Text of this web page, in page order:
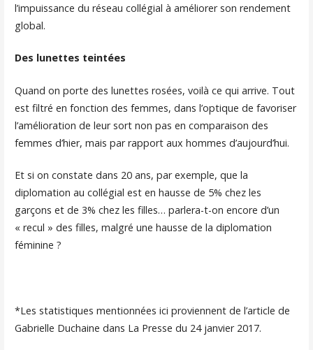
l’impuissance du réseau collégial à améliorer son rendement
global.
Des lunettes teintées
Quand on porte des lunettes rosées, voilà ce qui arrive. Tout
est filtré en fonction des femmes, dans l’optique de favoriser
l’amélioration de leur sort non pas en comparaison des
femmes d’hier, mais par rapport aux hommes d’aujourd’hui.
Et si on constate dans 20 ans, par exemple, que la
diplomation au collégial est en hausse de 5% chez les
garçons et de 3% chez les filles… parlera-t-on encore d’un
« recul » des filles, malgré une hausse de la diplomation
féminine ?
*Les statistiques mentionnées ici proviennent de l’article de
Gabrielle Duchaine dans La Presse du 24 janvier 2017.